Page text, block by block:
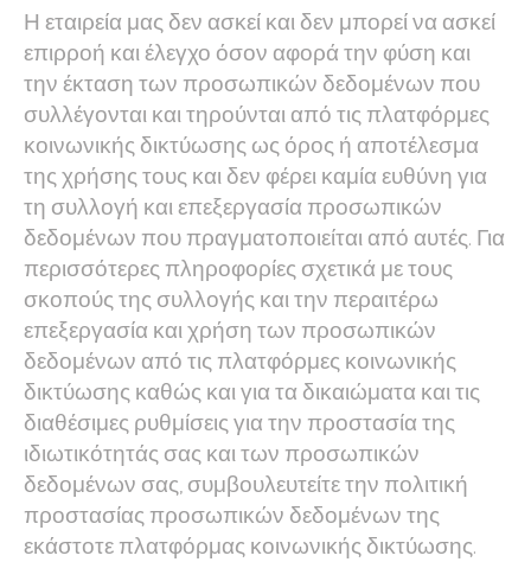
Η εταιρεία μας δεν ασκεί και δεν μπορεί να ασκεί
επιρροή και έλεγχο όσον αφορά την φύση και
την έκταση των προσωπικών δεδομένων που
συλλέγονται και τηρούνται από τις πλατφόρμες
κοινωνικής δικτύωσης ως όρος ή αποτέλεσμα
της χρήσης τους και δεν φέρει καμία ευθύνη για
τη συλλογή και επεξεργασία προσωπικών
δεδομένων που πραγματοποιείται από αυτές. Για
περισσότερες πληροφορίες σχετικά με τους
σκοπούς της συλλογής και την περαιτέρω
επεξεργασία και χρήση των προσωπικών
δεδομένων από τις πλατφόρμες κοινωνικής
δικτύωσης καθώς και για τα δικαιώματα και τις
διαθέσιμες ρυθμίσεις για την προστασία της
ιδιωτικότητάς σας και των προσωπικών
δεδομένων σας, συμβουλευτείτε την πολιτική
προστασίας προσωπικών δεδομένων της
εκάστοτε πλατφόρμας κοινωνικής δικτύωσης.